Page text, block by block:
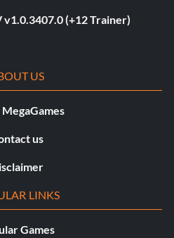
(+12 Trainer)
US
us
LINKS
Games